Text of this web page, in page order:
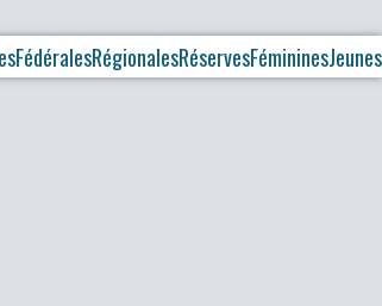
FédéralesRégionalesRéservesFémininesJeunes